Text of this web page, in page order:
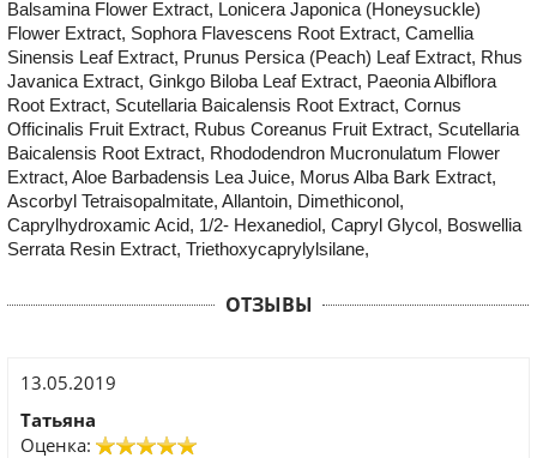
Balsamina Flower Extract, Lonicera Japonica (Honeysuckle)
Flower Extract, Sophora Flavescens Root Extract, Camellia
Sinensis Leaf Extract, Prunus Persica (Peach) Leaf Extract, Rhus
Javanica Extract, Ginkgo Biloba Leaf Extract, Paeonia Albiflora
Root Extract, Scutellaria Baicalensis Root Extract, Cornus
Officinalis Fruit Extract, Rubus Coreanus Fruit Extract, Scutellaria
Baicalensis Root Extract, Rhododendron Mucronulatum Flower
Extract, Aloe Barbadensis Lea Juice, Morus Alba Bark Extract,
Ascorbyl Tetraisopalmitate, Allantoin, Dimethiconol,
Caprylhydroxamic Acid, 1/2- Hexanediol, Capryl Glycol, Boswellia
Serrata Resin Extract, Triethoxycaprylylsilane,
ОТЗЫВЫ
13.05.2019
Татьяна
Оценка: